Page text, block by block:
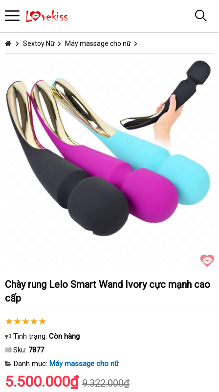
Sextoy Nữ Máy massage cho nữ
Chày rung Lelo Smart Wand Ivory cực mạnh cao
cấp
Tình trạng: Còn hàng
Sku: 7877
Danh mục: Máy massage cho nữ
5.500.000₫ 9.322.000₫